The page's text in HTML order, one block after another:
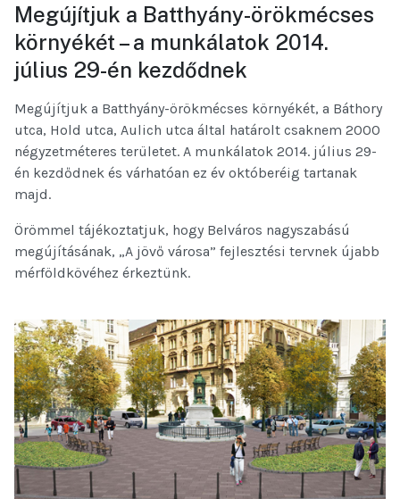
Megújítjuk a Batthyány-örökmécses
környékét – a munkálatok 2014.
július 29-én kezdődnek
Megújítjuk a Batthyány-örökmécses környékét, a Báthory
utca, Hold utca, Aulich utca által határolt csaknem 2000
négyzetméteres területet. A munkálatok 2014. július 29-
én kezdődnek és várhatóan ez év októberéig tartanak
majd.
Örömmel tájékoztatjuk, hogy Belváros nagyszabású
megújításának, „A jövő városa” fejlesztési tervnek újabb
mérföldkövéhez érkeztünk.